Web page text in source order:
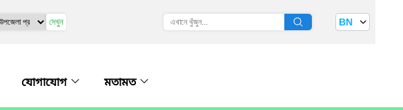
দেখুন BN
যোগাযোগ মতামত